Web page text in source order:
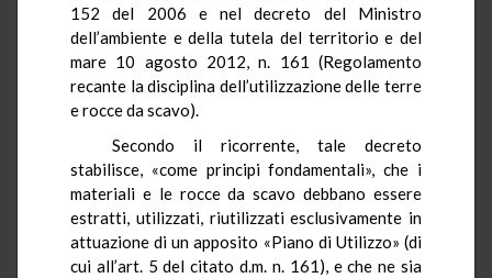
152 del 2006 e nel decreto del Ministro
dell’ambiente e della tutela del territorio e del
mare 10 agosto 2012, n. 161 (Regolamento
recante la disciplina dell’utilizzazione delle terre
e rocce da scavo).
Secondo il ricorrente, tale decreto
stabilisce, «come principi fondamentali», che i
materiali e le rocce da scavo debbano essere
estratti, utilizzati, riutilizzati esclusivamente in
attuazione di un apposito «Piano di Utilizzo» (di
cui all’art. 5 del citato d.m. n. 161), e che ne sia